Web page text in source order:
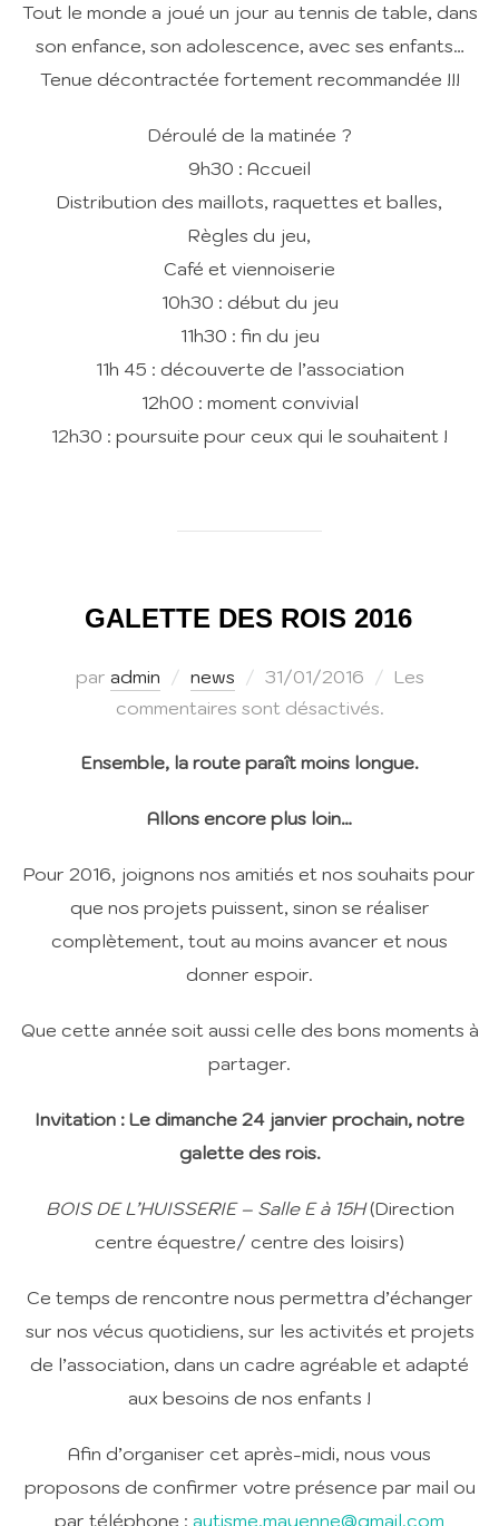
Tout le monde a joué un jour au tennis de table, dans
son enfance, son adolescence, avec ses enfants…
Tenue décontractée fortement recommandée !!!
Déroulé de la matinée ?
9h30 : Accueil
Distribution des maillots, raquettes et balles,
Règles du jeu,
Café et viennoiserie
10h30 : début du jeu
11h30 : fin du jeu
11h 45 : découverte de l’association
12h00 : moment convivial
12h30 : poursuite pour ceux qui le souhaitent !
GALETTE DES ROIS 2016
par admin news
Publié
le
31/01/2016
Les
commentaires sont désactivés.
Ensemble, la route paraît moins longue.
Allons encore plus loin…
Pour 2016, joignons nos amitiés et nos souhaits pour
que nos projets puissent, sinon se réaliser
complètement, tout au moins avancer et nous
donner espoir.
Que cette année soit aussi celle des bons moments à
partager.
Invitation : Le dimanche 24 janvier prochain, notre
galette des rois.
BOIS DE L’HUISSERIE – Salle E à 15H(Direction
centre équestre/ centre des loisirs)
Ce temps de rencontre nous permettra d’échanger
sur nos vécus quotidiens, sur les activités et projets
de l’association, dans un cadre agréable et adapté
aux besoins de nos enfants !
Afin d’organiser cet après-midi, nous vous
proposons de confirmer votre présence par mail ou
par téléphone : autisme.mayenne@gmail.com